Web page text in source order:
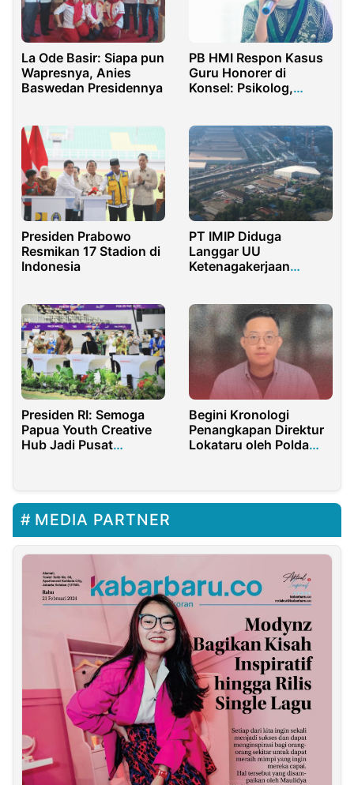
La Ode Basir: Siapa pun
Wapresnya, Anies
Baswedan Presidennya
PB HMI Respon Kasus
Guru Honorer di
Konsel: Psikolog,
Presiden Prabowo
Resmikan 17 Stadion di
Indonesia
PT IMIP Diduga
Langgar UU
Ketenagakerjaan
Presiden RI: Semoga
Papua Youth Creative
Hub Jadi Pusat
Begini Kronologi
Penangkapan Direktur
Lokataru oleh Polda
MEDIA PARTNER